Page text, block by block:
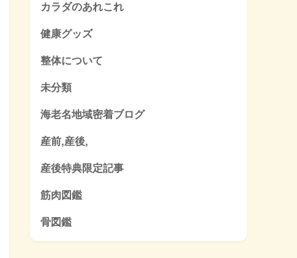
カラダのあれこれ
健康グッズ
整体について
未分類
海老名地域密着ブログ
産前,産後,
産後特典限定記事
筋肉図鑑
骨図鑑